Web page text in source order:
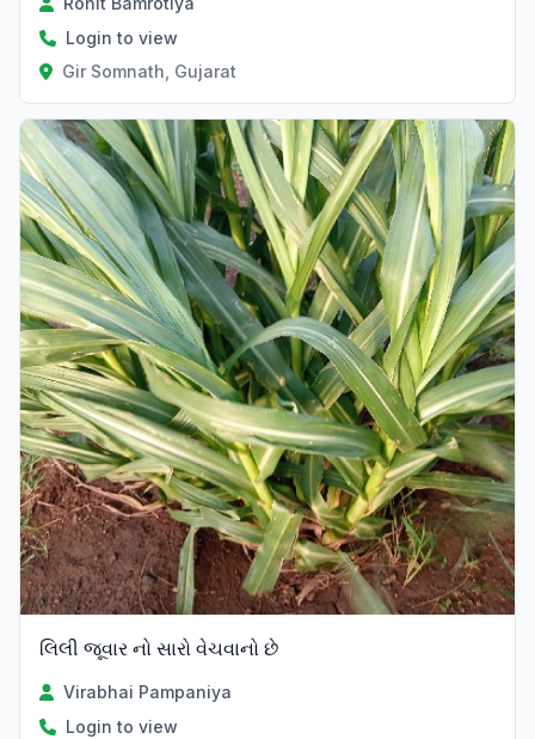
Login to view
Gir Somnath, Gujarat
લિલી જૂવાર નો સારો વેચવાનો છે
Virabhai Pampaniya
Login to view